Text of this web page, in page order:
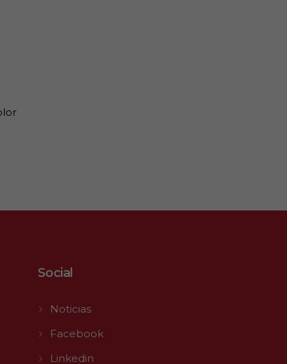
Social
Noticias
Facebook
Linkedin